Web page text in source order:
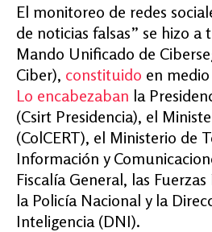
El monitoreo de redes
de noticias falsas” se hizo a
Mando Unificado de
Ciber), constituido en
Lo encabezaban la
(Csirt Presidencia), el
(ColCERT), el Ministerio de
Información y
Fiscalía General, las
la Policía Nacional y la
Inteligencia (DNI).